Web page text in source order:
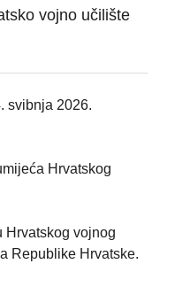
vojno učilište
svibnja 2026.
Hrvatskog
Hrvatskog vojnog
Republike Hrvatske.